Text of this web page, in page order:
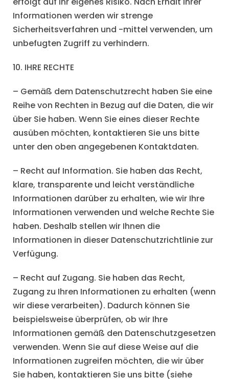
Informationen werden wir strenge
Sicherheitsverfahren und -mittel verwenden, um
unbefugten Zugriff zu verhindern.
10. IHRE RECHTE
– Gemäß dem Datenschutzrecht haben Sie eine
Reihe von Rechten in Bezug auf die Daten, die wir
über Sie haben. Wenn Sie eines dieser Rechte
ausüben möchten, kontaktieren Sie uns bitte
unter den oben angegebenen Kontaktdaten.
– Recht auf Information. Sie haben das Recht,
klare, transparente und leicht verständliche
Informationen darüber zu erhalten, wie wir Ihre
Informationen verwenden und welche Rechte Sie
haben. Deshalb stellen wir Ihnen die
Informationen in dieser Datenschutzrichtlinie zur
Verfügung.
– Recht auf Zugang. Sie haben das Recht,
Zugang zu Ihren Informationen zu erhalten (wenn
wir diese verarbeiten). Dadurch können Sie
beispielsweise überprüfen, ob wir Ihre
Informationen gemäß den Datenschutzgesetzen
verwenden. Wenn Sie auf diese Weise auf die
Informationen zugreifen möchten, die wir über
Sie haben, kontaktieren Sie uns bitte (siehe